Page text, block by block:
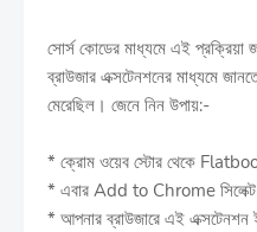
সোর্স কোডের মাধ্যমে এই
ব্রাউজার এক্সটেনশনের মাধ্যমে
মেরেছিল। জেনে নিন উপায়:-
* ক্রোম ওয়েব স্টোর থেকে
* এবার Add to Chrome
* আপনার ব্রাউজারে এই এক্সটেনশন